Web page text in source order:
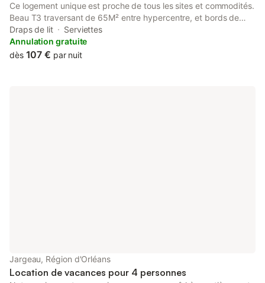
Ce logement unique est proche de tous les sites et commodités.
Beau T3 traversant de 65M² entre hypercentre, et bords de
Loire il offre un cadre idéal pour vos vacances comme pour
travailler. Vue panoramique exceptionnelle sur la Loire. Plage à
2min à pieds, avec aire de jeux pour enfants. Au plaisir de vous
Draps de lit
Serviettes
Annulation gratuite
dès 107 € par nuit
Jargeau, Région d'Orléans
Location de vacances pour 4 personnes